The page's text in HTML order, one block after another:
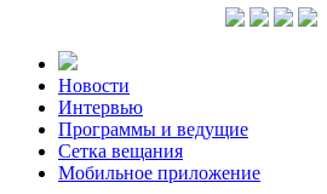
Новости
Интервью
Программы и ведущие
Сетка вещания
Мобильное приложение